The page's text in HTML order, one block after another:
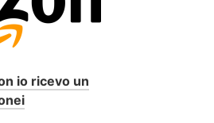
io ricevo un